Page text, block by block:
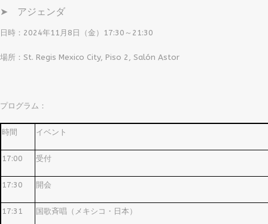
➤ アジェンダ
日時：2024年11月8日（金）17:30～21:30
場所：St. Regis Mexico City, Piso 2, Salón Astor
プログラム：
時間 イベント
17:00 受付
17:30 開会
17:31 国歌斉唱（メキシコ・日本）